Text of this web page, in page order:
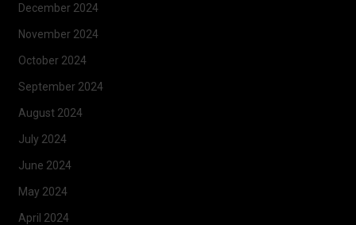
December 2024
November 2024
October 2024
September 2024
August 2024
July 2024
June 2024
May 2024
April 2024